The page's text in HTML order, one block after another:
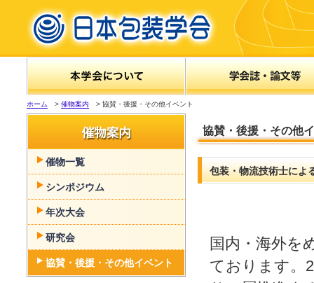
ホーム > 催物案内 > 協賛・後援・その他イベント
催物一覧
シンポジウム
年次大会
研究会
協賛・後援・その他イベント
協賛・後援・その他
包装・物流技術士によ
国内・海外を
ております。